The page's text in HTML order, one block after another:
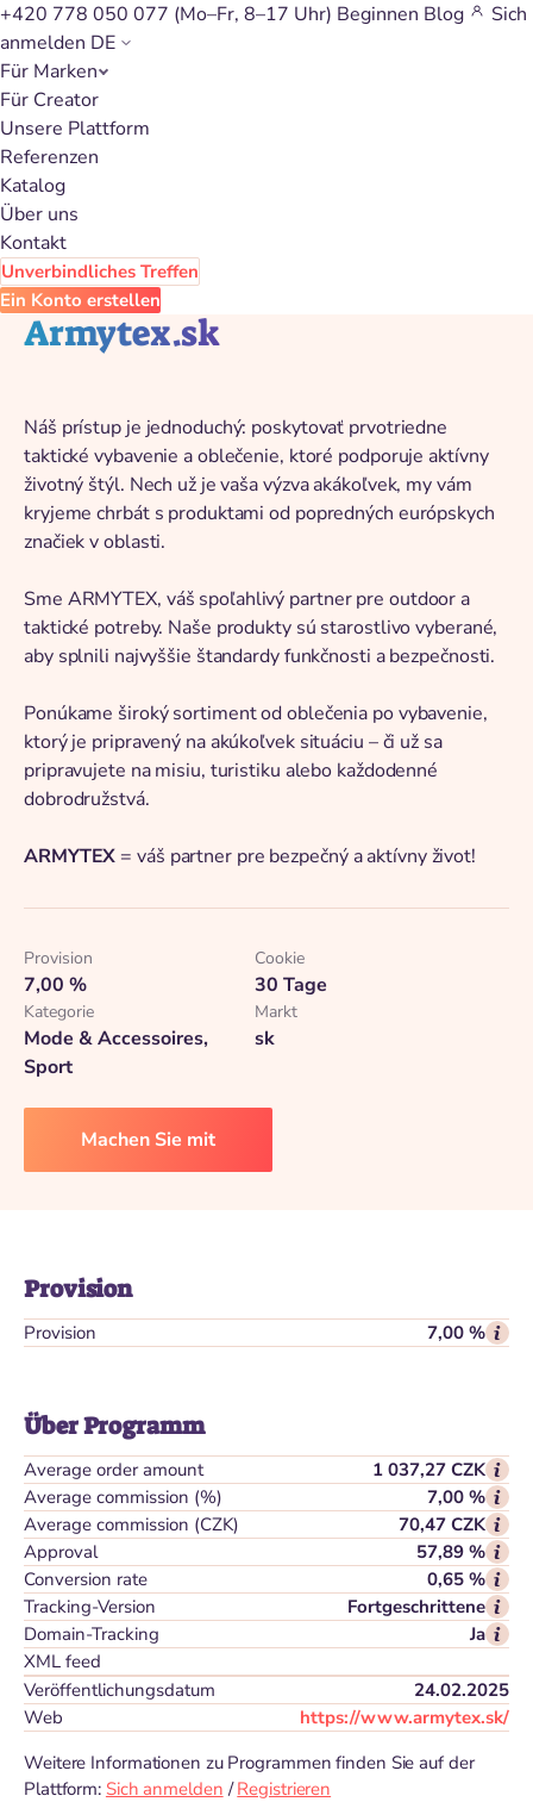
+420 778 050 077 (Mo–Fr, 8–17 Uhr) Beginnen Blog
Sich
anmelden DE
Für Marken
Für Creator
Unsere Plattform
Referenzen
Katalog
Über uns
Kontakt
Unverbindliches Treffen
Ein Konto erstellen
Zurück zum Katalog
Armytex.sk
Náš prístup je jednoduchý: poskytovať prvotriedne
taktické vybavenie a oblečenie, ktoré podporuje aktívny
životný štýl. Nech už je vaša výzva akákoľvek, my vám
kryjeme chrbát s produktami od popredných európskych
značiek v oblasti.
Sme ARMYTEX, váš spoľahlivý partner pre outdoor a
taktické potreby. Naše produkty sú starostlivo vyberané,
aby splnili najvyššie štandardy funkčnosti a bezpečnosti.
Ponúkame široký sortiment od oblečenia po vybavenie,
ktorý je pripravený na akúkoľvek situáciu – či už sa
pripravujete na misiu, turistiku alebo každodenné
dobrodružstvá.
ARMYTEX = váš partner pre bezpečný a aktívny život!
Provision
7,00 %
Cookie
30 Tage
Kategorie
Mode & Accessoires,
Sport
Markt
sk
Machen Sie mit
Provision
Provision 7,00 %
Über Programm
Average order amount
1 037,27 CZK
Average commission (%)
7,00 %
Average commission (CZK)
70,47 CZK
Approval
57,89 %
Conversion rate
0,65 %
Tracking-Version
Fortgeschrittene
Domain-Tracking
Ja
XML feed
Veröffentlichungsdatum
24.02.2025
Web
https://www.armytex.sk/
Weitere Informationen zu Programmen finden Sie auf der
Plattform: Sich anmelden /Registrieren